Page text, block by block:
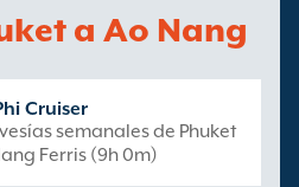
a Ao Nang
Cruiser
semanales de Phuket
Ferris (9h 0m)